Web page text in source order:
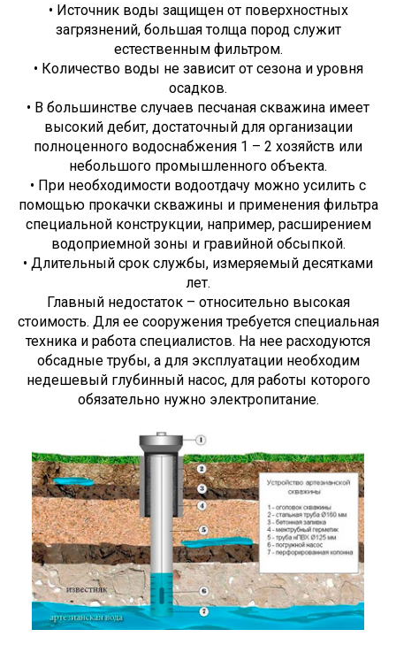
• Источник воды защищен от поверхностных
загрязнений, большая толща пород служит
естественным фильтром.
• Количество воды не зависит от сезона и уровня
осадков.
• В большинстве случаев песчаная скважина имеет
высокий дебит, достаточный для организации
полноценного водоснабжения 1 – 2 хозяйств или
небольшого промышленного объекта.
• При необходимости водоотдачу можно усилить с
помощью прокачки скважины и применения фильтра
специальной конструкции, например, расширением
водоприемной зоны и гравийной обсыпкой.
• Длительный срок службы, измеряемый десятками
лет.
Главный недостаток – относительно высокая
стоимость. Для ее сооружения требуется специальная
техника и работа специалистов. На нее расходуются
обсадные трубы, а для эксплуатации необходим
недешевый глубинный насос, для работы которого
обязательно нужно электропитание.